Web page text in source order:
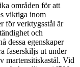
områden för att
viktiga inom
för verktygsstål är
och
dessa egenskaper
faserskiljs ut under
martensitiskastål. Vid